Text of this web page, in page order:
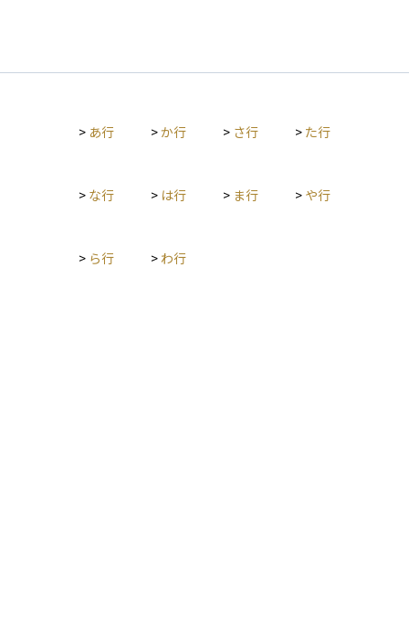
> あ行 >か行 > さ行 > た行
> な行 > は行 > ま行 > や行
> ら行 > わ行